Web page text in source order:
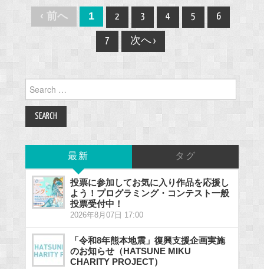
Post
navigation
‹ 前へ 1 2 3 4 5 6
7 次へ ›
for:
最新 タグ
投票に参加してお気に入り作品を応援し
よう！プログラミング・コンテスト一般
投票受付中！
2026年8月07日 17:00
「令和8年熊本地震」復興支援企画実施
のお知らせ（HATSUNE MIKU
CHARITY PROJECT）